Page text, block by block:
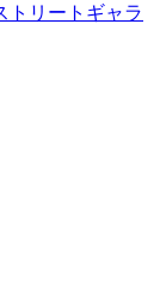
トリートギャラ